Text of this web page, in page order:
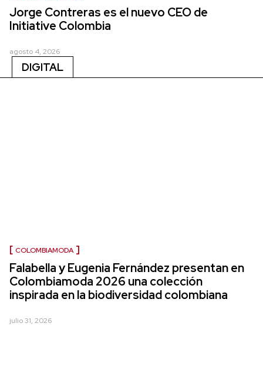
Jorge Contreras es el nuevo CEO de
Initiative Colombia
agosto 4, 2026
DIGITAL
COLOMBIAMODA
Falabella y Eugenia Fernández presentan en
Colombiamoda 2026 una colección
inspirada en la biodiversidad colombiana
julio 31, 2026